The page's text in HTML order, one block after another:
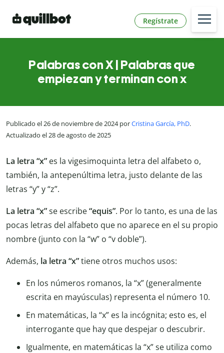
Regístrate
Palabras con X | Palabras que
empiezan y terminan con x
Publicado el 26 de noviembre de 2024 porCristina García, PhD.
Actualizado el 28 de agosto de 2025
La letra “x” es la vigesimoquinta letra del alfabeto o,
también, la antepenúltima letra, justo delante de las
letras “y” y “z”.
La letra “x”se escribe“equis”. Por lo tanto, es una de las
pocas letras del alfabeto que no aparece en el su propio
nombre (junto con la “w” o “v doble”).
Además, la letra “x”tiene otros muchos usos:
En los números romanos, la “x” (generalmente
escrita en mayúsculas) representa el número 10.
En matemáticas, la “x” es la incógnita; esto es, el
interrogante que hay que despejar o descubrir.
Igualmente, en matemáticas la “x” se utiliza como